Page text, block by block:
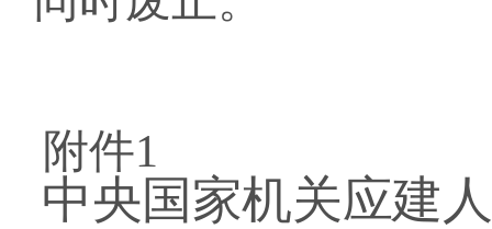
附件1
中央国家机关应建